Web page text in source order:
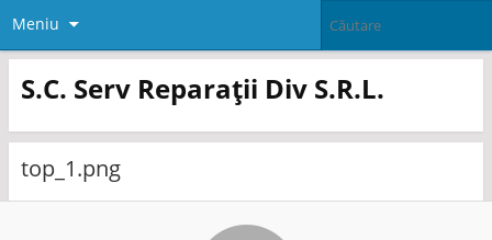
Meniu
S.C. Serv Reparații Div S.R.L.
top_1.png